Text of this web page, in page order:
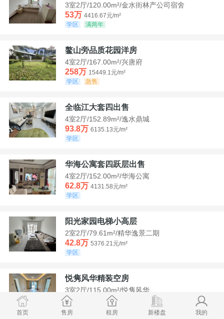
3室2厅/120.00m²/金水街林产公司宿舍
53万 4416.67元/m²
学区
满两年
鳌山旁品质花园洋房
4室2厅/167.00m²/兴唐府
258万 15449.1元/m²
学区
急售
全临江大套四出售
4室2厅/152.89m²/逸水鼎城
93.8万 6135.13元/m²
学区
华海公寓套四跃层出售
4室2厅/152.00m²/华海公寓
62.8万 4131.58元/m²
学区
阳光家园电梯小高层
2室2厅/79.61m²/精华逸景二期
42.8万 5376.21元/m²
学区
悦隽风华精装空房
3室2厅/115.00m²/悦隽风华
95万
8260.87元/m²
学区
首页 售房 租房 新楼盘 我的